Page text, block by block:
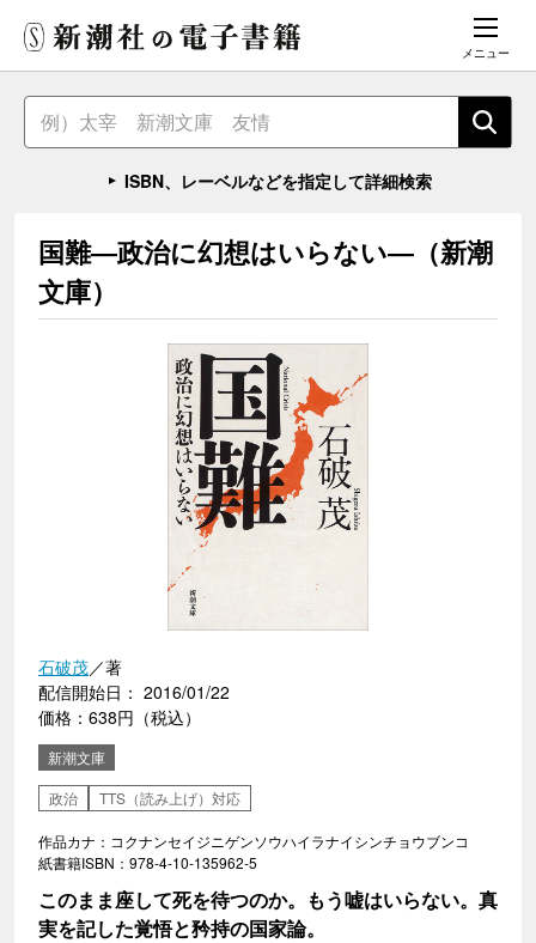
メニュー
ISBN、レーベルなどを指定して詳細検索
国難―政治に幻想はいらない―（新潮
文庫）
石破茂／著
配信開始日： 2016/01/22
価格：638円（税込）
新潮文庫
政治
TTS（読み上げ）対応
作品カナ：コクナンセイジニゲンソウハイラナイシンチョウブンコ
紙書籍ISBN：978-4-10-135962-5
このまま座して死を待つのか。もう嘘はいらない。真
実を記した覚悟と矜持の国家論。